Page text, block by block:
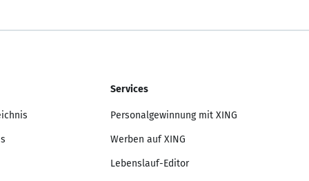
Services
Personalgewinnung mit XING
Werben auf XING
Lebenslauf-Editor